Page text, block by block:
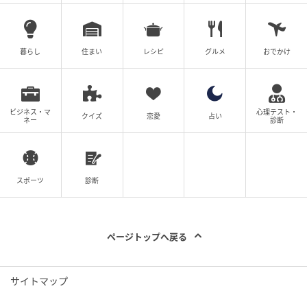
ベビーカレンダー
ベビーカレンダー
暮らし 住まい レシピ グルメ おでかけ
ビジネス・マ
ネー
クイズ 恋愛 占い
心理テスト・
診断
スポーツ 診断
ページトップへ戻る
サイトマップ